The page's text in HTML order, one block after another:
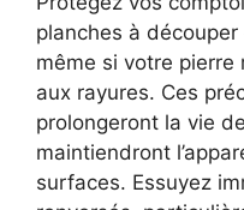
planches à
même si votre
aux rayures. Ces
prolongeront la vie
maintiendront
surfaces. Essuyez